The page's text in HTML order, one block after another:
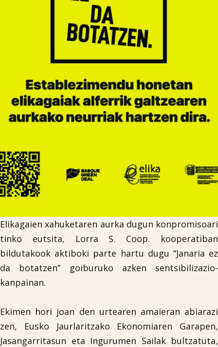
Lursail Market
Elikagaien xahuketaren aurka dugun konpromisoari
tinko eutsita, Lorra S. Coop. kooperatiban
bildutakook aktiboki parte hartu dugu “Janaria ez
da botatzen” goiburuko azken sentsibilizazio-
kanpainan.
Ekimen hori joan den urtearen amaieran abiarazi
zen, Eusko Jaurlaritzako Ekonomiaren Garapen,
Jasangarritasun eta Ingurumen Sailak bultzatuta,